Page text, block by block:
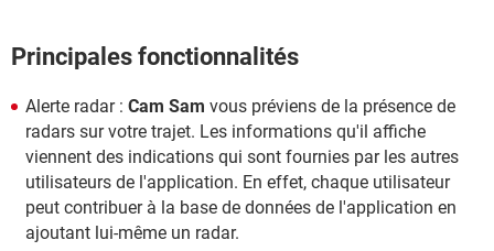
Principales fonctionnalités
Alerte radar : Cam Sam vous préviens de la présence de
radars sur votre trajet. Les informations qu'il affiche
viennent des indications qui sont fournies par les autres
utilisateurs de l'application. En effet, chaque utilisateur
peut contribuer à la base de données de l'application en
ajoutant lui-même un radar.